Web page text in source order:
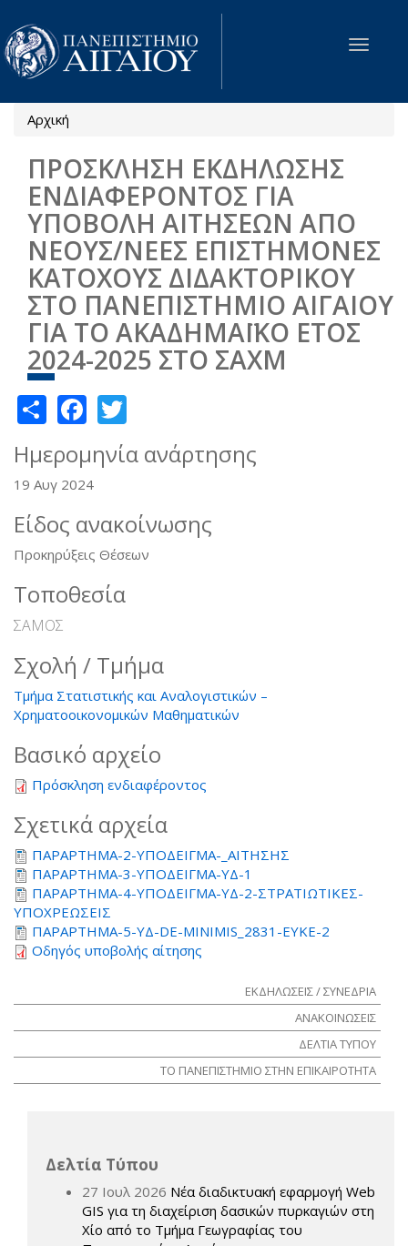
Παράκαμψη προς το κυρίως περιεχόμενο
Toggle
Είστε εδώ
Αρχική
ΠΡΟΣΚΛΗΣΗ ΕΚΔΗΛΩΣΗΣ
ΕΝΔΙΑΦΕΡΟΝΤΟΣ ΓΙΑ
ΥΠΟΒΟΛΗ ΑΙΤΗΣΕΩΝ ΑΠΟ
ΝΕΟΥΣ/ΝΕΕΣ ΕΠΙΣΤΗΜΟΝΕΣ
ΚΑΤΟΧΟΥΣ ΔΙΔΑΚΤΟΡΙΚΟΥ
ΣΤΟ ΠΑΝΕΠΙΣΤΗΜΙΟ ΑΙΓΑΙΟΥ
ΓΙΑ ΤΟ ΑΚΑΔΗΜΑΪΚΟ ΕΤΟΣ
2024-2025 ΣΤΟ ΣΑΧΜ
ShareFacebook
Ημερομηνία ανάρτησης
19 Αυγ 2024
Είδος ανακοίνωσης
Προκηρύξεις Θέσεων
Τοποθεσία
ΣΑΜΟΣ
Σχολή / Τμήμα
Τμήμα Στατιστικής και Αναλογιστικών –
Χρηματοοικονομικών Μαθηματικών
Βασικό αρχείο
Πρόσκληση ενδιαφέροντος
Σχετικά αρχεία
ΠΑΡΑΡΤΗΜΑ-2-ΥΠΟΔΕΙΓΜΑ-_ΑΙΤΗΣΗΣ
ΠΑΡΑΡΤΗΜΑ-3-ΥΠΟΔΕΙΓΜΑ-ΥΔ-1
ΠΑΡΑΡΤΗΜΑ-4-ΥΠΟΔΕΙΓΜΑ-ΥΔ-2-ΣΤΡΑΤΙΩΤΙΚΕΣ-
ΥΠΟΧΡΕΩΣΕΙΣ
ΠΑΡΑΡΤΗΜΑ-5-ΥΔ-DE-MINIMIS_2831-ΕΥΚΕ-2
Οδηγός υποβολής αίτησης
ΕΚΔΗΛΩΣΕΙΣ / ΣΥΝΕΔΡΙΑ
ΑΝΑΚΟΙΝΩΣΕΙΣ
ΔΕΛΤΙΑ ΤΥΠΟΥ
ΤΟ ΠΑΝΕΠΙΣΤΗΜΙΟ ΣΤΗΝ ΕΠΙΚΑΙΡΟΤΗΤΑ
Δελτία Τύπου
27 Ιουλ 2026 Νέα διαδικτυακή εφαρμογή Web
GIS για τη διαχείριση δασικών πυρκαγιών στη
Χίο από το Τμήμα Γεωγραφίας του